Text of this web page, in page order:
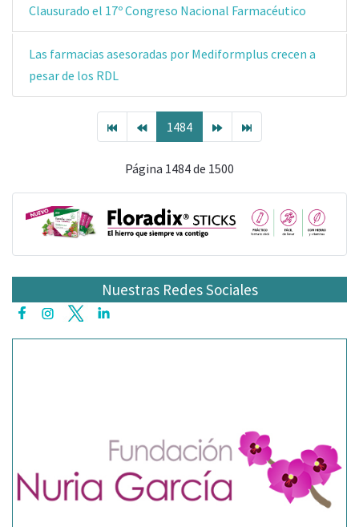
Clausurado el 17º Congreso Nacional Farmacéutico
Las farmacias asesoradas por Mediformplus crecen a
pesar de los RDL
1484
Página 1484 de 1500
Nuestras Redes Sociales